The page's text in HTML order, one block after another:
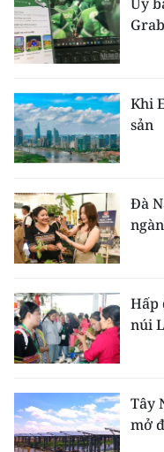
Ủy
Khi
sản
Đà
Hấp
núi
Tây
mở